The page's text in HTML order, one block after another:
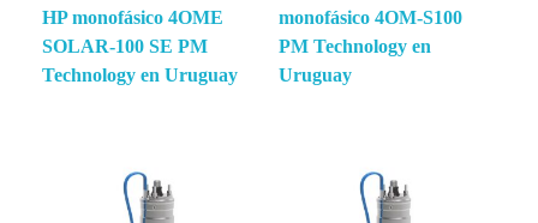
HP monofásico 4OME
SOLAR-100 SE PM
Technology en Uruguay
monofásico 4OM-S100
PM Technology en
Uruguay